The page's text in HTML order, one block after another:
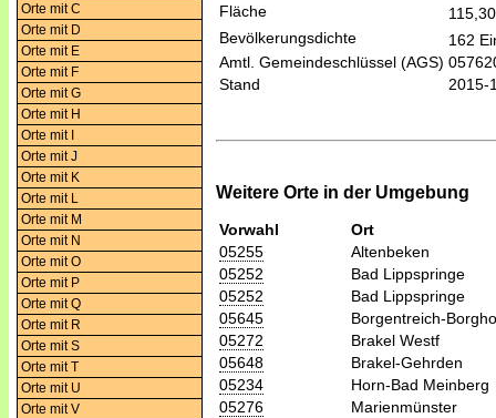
Orte mit C
Orte mit D
Orte mit E
Orte mit F
Orte mit G
Orte mit H
Orte mit I
Orte mit J
Orte mit K
Orte mit L
Orte mit M
Orte mit N
Orte mit O
Orte mit P
Orte mit Q
Orte mit R
Orte mit S
Orte mit T
Orte mit U
Orte mit V
Fläche
Bevölkerungsdichte
162
Amtl. Gemeindeschlüssel (AGS)
Stand
2015-
Weitere Orte in der Umgebung
Vorwahl
Ort
05255
Altenbeken
05252
Bad Lippspringe
05252
Bad Lippspringe
05645
Borgentreich-
05272
Brakel Westf
05648
Brakel-Gehrden
05234
Horn-Bad Meinberg
05276
Marienmünster